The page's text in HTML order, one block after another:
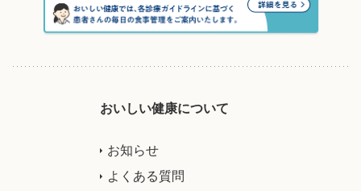
おいしい健康について
お知らせ
よくある質問